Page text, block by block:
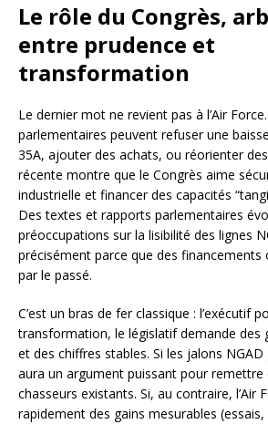
Le rôle du Congrès,
entre prudence et
transformation
Le dernier mot ne revient pas à l’Air
parlementaires peuvent refuser une
35A, ajouter des achats, ou réorienter des
récente montre que le Congrès aime
industrielle et financer des capacités
Des textes et rapports parlementaires
préoccupations sur la lisibilité des lignes
précisément parce que des financements
par le passé.
C’est un bras de fer classique : l’exécutif
transformation, le législatif demande des
et des chiffres stables. Si les jalons
aura un argument puissant pour remettre
chasseurs existants. Si, au contraire, l’Air
rapidement des gains mesurables